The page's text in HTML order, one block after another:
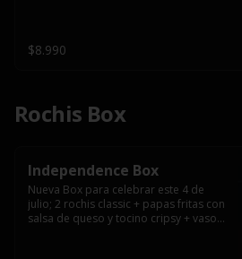
$8.990
Rochis Box
Independence Box
Nueva Box para celebrar este 4 de
julio; 2 rochis classic + papas fritas con
salsa de queso y tocino cripsy + vaso